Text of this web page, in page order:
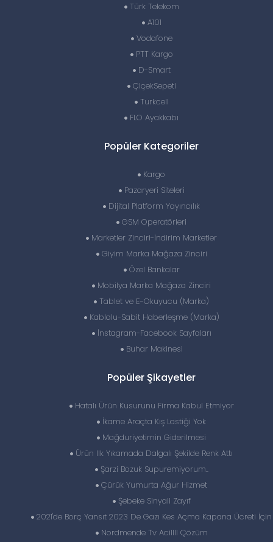
Türk Telekom
A101
Vodafone
PTT Kargo
D-Smart
ÇiçekSepeti
Turkcell
FLO Ayakkabı
Popüler Kategoriler
Kargo
Pazaryeri Siteleri
Dijital Platform Yayıncılık
GSM Operatörleri
Marketler Zinciri-İndirim Marketler
Giyim Marka Mağaza Zinciri
Özel Bankalar
Mobilya Marka Mağaza Zinciri
Tablet ve E-Okuyucu (Marka)
Kablolu-Sabit Haberleşme (Marka)
İnstagram-Facebook Sayfaları
Buhar Makinesi
Popüler Şikayetler
Hatalı Ürün Kusurunu Firma Kabul Etmiyor
İkame Araçta Kış Lastiği Yok
Mağduriyetimin Giderilmesi
Ürün Ilk Yıkamada Dalgalı Şekilde Renk Attı
Şarzi Bozuk Supuremiyorum..
Çürük Yumurta Ağur Hizmet
Şebeke Sinyali Zayıf
2021'de Borç Yansıt 2023 De Gazı Kes Açma Kapana Ücreti İçin
Nordmende Tv Acillll Çözüm